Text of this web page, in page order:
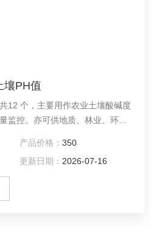
壤PH值
12 个，主要用作农业土壤酸碱度
监控。亦可供地质、林业、环境
产品价格： 350
更新日期： 2026-07-16